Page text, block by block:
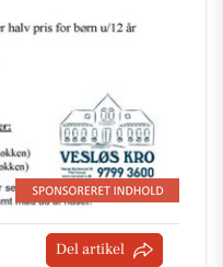
Del artikel